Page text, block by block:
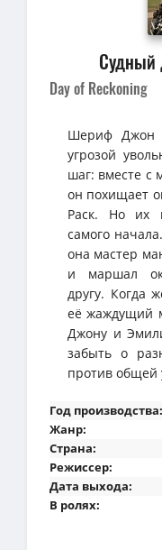
Судный
Day of Reckoning
Шериф Джон
угрозой
шаг: вместе с
он похищает
Раск. Но их
самого
она мастер
и маршал
другу. Когда
её жаждущий
Джону и
забыть о
против общей
Год производства:
Жанр:
Страна:
Режиссер:
Дата выхода:
В ролях: